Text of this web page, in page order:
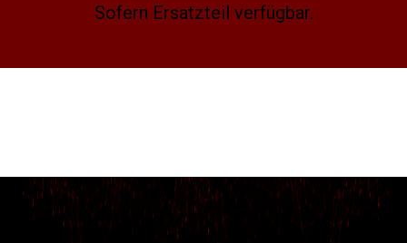
Sofern Ersatzteil verfügbar.